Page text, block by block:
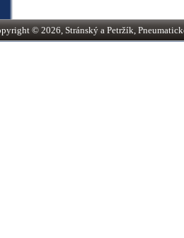
© 2026, Stránský a Petržík,